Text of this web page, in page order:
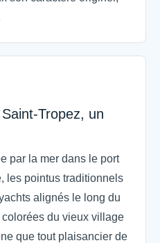
Tropez, un
par la mer dans le port
les pointus traditionnels
alignés le long du
du vieux village
que tout plaisancier de